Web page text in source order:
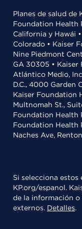
Planes de salud de
Foundation Health
California y Hawái
Colorado • Kaiser
Nine Piedmont
GA 30305 • Kaiser
Atlántico Medio,
D.C., 4000 Garden
Kaiser Foundation
Multnomah St.,
Foundation Health
Foundation Health
Naches Ave,
Si selecciona estos
KP.org/espanol.
de la información
externos. Detalles.